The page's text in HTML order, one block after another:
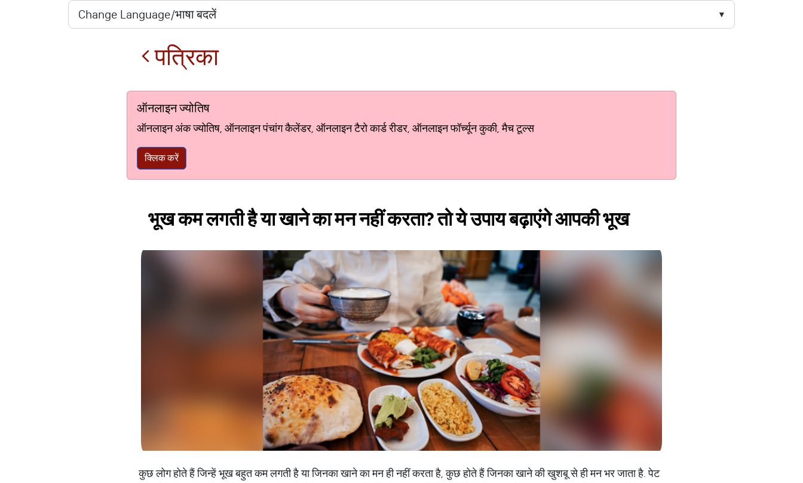
पत्रिका
ऑनलाइन ज्योतिष
ऑनलाइन अंक ज्योतिष, ऑनलाइन पंचांग कैलेंडर, ऑनलाइन टैरो कार्ड रीडर, ऑनलाइन फॉर्च्यून कुकी, मैच टूल्स
क्लिक करें
भूख कम लगती है या खाने का मन नहीं करता? तो ये उपाय बढ़ाएंगे आपकी भूख
कुछ लोग होते हैं जिन्हें भूख बहुत कम लगती है या जिनका खाने का मन ही नहीं करता है, कुछ होते हैं जिनका खाने की खुशबू से ही मन भर जाता है. पेट